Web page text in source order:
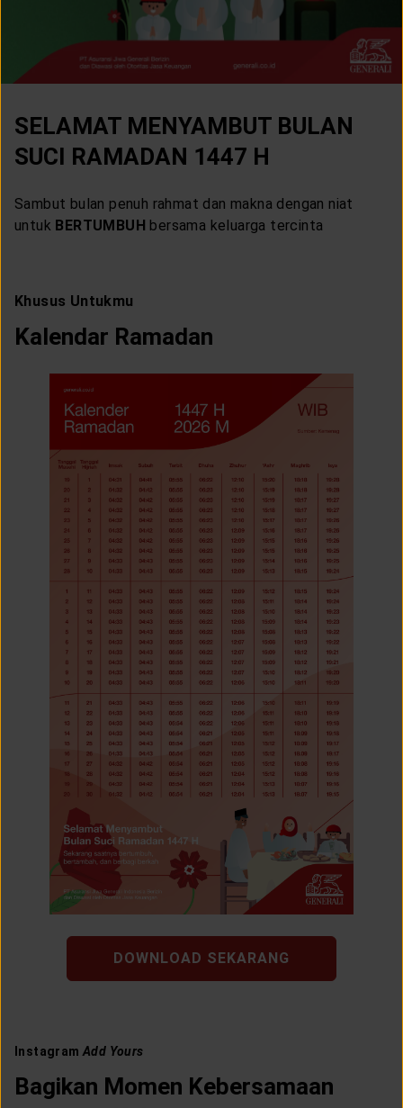
SELAMAT MENYAMBUT BULAN
SUCI RAMADAN 1447 H
Sambut bulan penuh rahmat dan makna dengan niat
untuk BERTUMBUH bersama keluarga tercinta
Khusus Untukmu
Kalendar Ramadan
DOWNLOAD SEKARANG
Instagram Add Yours
Bagikan Momen Kebersamaan
TENTANG GENERALI
ACARA
KEAGENAN